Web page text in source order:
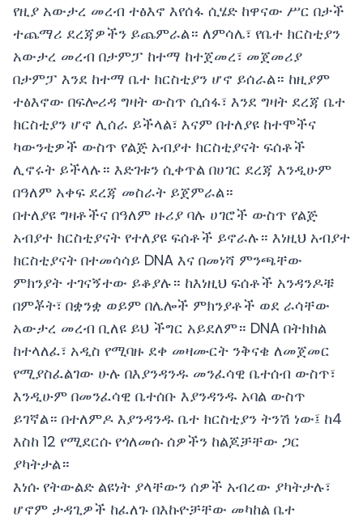
የዚያ አውታረ መረብ ተፅእኖ እየሰፋ ሲሄድ ከዋናው ሥር በታች
ተጨማሪ ደረጃዎችን ይጨምራል። ለምሳሌ፣ የቤተ ክርስቲያን
አውታረ መረብ በታምፓ ከተማ ከተጀመረ፣ መጀመሪያ
በታምፓ እንደ ከተማ ቤተ ክርስቲያን ሆኖ ይሰራል። ከዚያም
ተፅእኖው በፍሎሪዳ ግዛት ውስጥ ሲሰፋ፣ እንደ ግዛት ደረጃ ቤተ
ክርስቲያን ሆኖ ሊሰራ ይችላል፣ እናም በተለያዩ ከተሞችና
ካውንቲዎች ውስጥ የልጅ አብያተ ክርስቲያናት ፍሰቶች
ሊኖሩት ይችላሉ። እድገቱን ሲቀጥል በሀገር ደረጃ እንዲሁም
በዓለም አቀፍ ደረጃ መስራት ይጀምራል።
በተለያዩ ግዛቶችና በዓለም ዙሪያ ባሉ ሀገሮች ውስጥ የልጅ
አብያተ ክርስቲያናት የተለያዩ ፍሰቶች ይኖራሉ። እነዚህ አብያተ
ክርስቲያናት በተመሳሳይ DNA እና በመነሻ ምንጫቸው
ምክንያት ተገናኝተው ይቆያሉ። ከእነዚህ ፍሰቶች አንዳንዶቹ
በምቾት፣ በቋንቋ ወይም በሌሎች ምክንያቶች ወደ ራሳቸው
አውታረ መረብ ቢለዩ ይህ ችግር አይደለም። DNA በትክክል
ከተላለፈ፣ አዲስ የሚባዙ ደቀ መዛሙርት ንቅናቄ ለመጀመር
የሚያስፈልገው ሁሉ በእያንዳንዱ መንፈሳዊ ቤተሰብ ውስጥ፣
እንዲሁም በመንፈሳዊ ቤተሰቡ እያንዳንዱ አባል ውስጥ
ይገኛል። በተለምዶ እያንዳንዱ ቤተ ክርስቲያን ትንሽ ነው፤ ከ4
እስከ 12 የሚደርሱ የጎለመሱ ሰዎችን ከልጆቻቸው ጋር
ያካትታል።
እነሱ የትውልድ ልዩነት ያላቸውን ሰዎች አብረው ያካትታሉ፣
ሆኖም ታዳጊዎች ከፈለጉ በእኩዮቻቸው መካከል ቤተ